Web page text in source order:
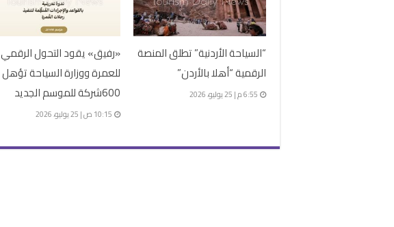
“السياحة الأردنية” تطلق المنصة
الرقمية “أهلا بالأردن”
6:55 م | 25 يوليو، 2026
«رفيق» يقود التحول الرقمي
للعمرة ووزارة السياحة تؤهل
600شركة للموسم الجديد
10:15 ص | 25 يوليو، 2026